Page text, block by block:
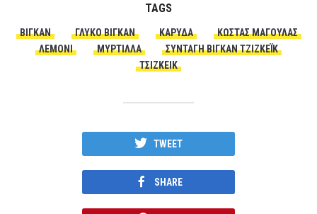
TAGS
ΒΊΓΚΑΝ ΓΛΥΚΌ ΒΊΓΚΑΝ ΚΑΡΎΔΑ
ΚΏΣΤΑΣ ΜΑΓΟΥΛΆΣ
ΛΕΜΟΝΙ
ΜΎΡΤΙΛΛΑ
ΣΥΝΤΑΓΉ ΒΊΓΚΑΝ ΤΖΙΖΚΈΙΚ
ΤΣΙΖΚΕΙΚ
TWEET
SHARE